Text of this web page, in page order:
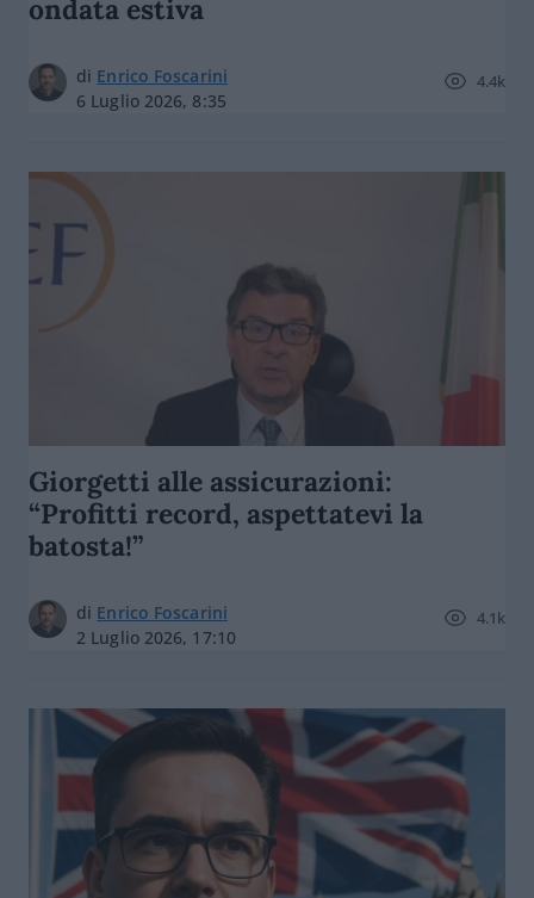
ondata estiva
di Enrico Foscarini
6 Luglio 2026, 8:35
4.4k
Giorgetti alle assicurazioni:
“Profitti record, aspettatevi la
batosta!”
di Enrico Foscarini
2 Luglio 2026, 17:10
4.1k